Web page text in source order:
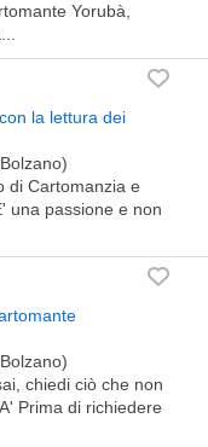
Yorubà,
la lettura dei
di Cartomanzia e
una passione e non
chiedi ciò che non
Prima di richiedere